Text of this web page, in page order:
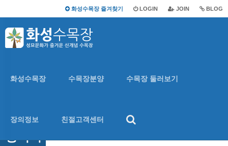
BLOG
JOIN
LOGIN
화성수목장 즐겨찾기
화성수목장 수목장분양 수목장 둘러보기
장의정보 친절고객센터
화성시
정식허가